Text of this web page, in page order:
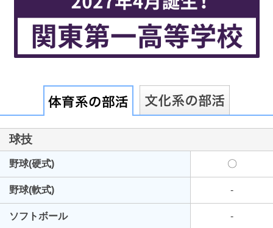
最近見た学校
千葉県立天羽高等学校
ブックマークした学校
ブックマークした学校はありません
球技
野球(硬式) 〇
野球(軟式) -
ソフトボール -